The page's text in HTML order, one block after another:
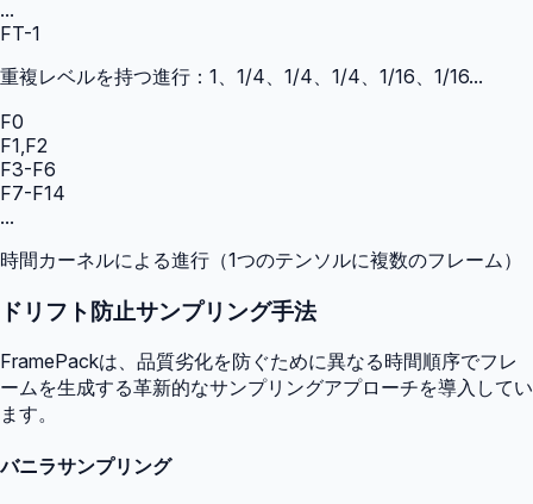
...
FT-1
重複レベルを持つ進行：1、1/4、1/4、1/4、1/16、1/16...
F0
F1,F2
F3-F6
F7-F14
...
時間カーネルによる進行（1つのテンソルに複数のフレーム）
ドリフト防止サンプリング手法
FramePackは、品質劣化を防ぐために異なる時間順序でフレ
ームを生成する革新的なサンプリングアプローチを導入してい
ます。
バニラサンプリング